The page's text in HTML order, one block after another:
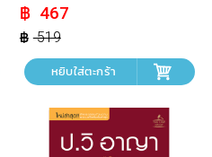
519
Original
price
was:
฿ 519.
467
Current
price
is:
฿ 467.
หยิบใส่ตะกร้า